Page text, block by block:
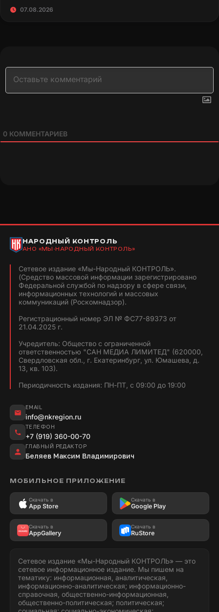
07.08.2026
0 КОММЕНТАРИЕВ
НАРОДНЫЙ КОНТРОЛЬ
АНО «МЫ-НАРОДНЫЙ КОНТРОЛЬ»
Сетевое издание «Мы-Народный КОНТРОЛЬ».
(Средство массовой информации зарегистрировано
Федеральной службой по надзору в сфере связи,
информационных технологий и массовых
коммуникаций (Роскомнадзор).
Регистрационный номер ЭЛ № ФС77-89373 от
21.04.2025 г.
Учредитель: Общество с ограниченной
ответственностью "САН МЕДИА ЛИМИТЕД" (620000,
Свердловская обл., г. Екатеринбург, ул. Юмашева, д.
13, кв. 103).
Периодичность издания: ПН-ПТ, с 09:00 до 19:00
EMAIL
info@nkregion.ru
ТЕЛЕФОН
+7 (919) 360-00-70
ГЛАВНЫЙ РЕДАКТОР
Беляев Максим Владимирович
МОБИЛЬНОЕ ПРИЛОЖЕНИЕ
Скачать в
App Store
Скачать в
Google Play
Скачать в
AppGallery
Скачать в
RuStore
Сетевое издание «Мы-Народный КОНТРОЛЬ» — это
сетевое информационное издание. Мы пишем на
тематику: информационная, аналитическая,
информационно-аналитическая; информационно-
справочная, общественно-информационная,
общественно-политическая; политическая;